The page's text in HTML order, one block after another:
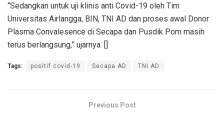
“Sedangkan untuk uji klinis anti Covid-19 oleh Tim
Universitas Airlangga, BIN, TNI AD dan proses awal Donor
Plasma Convalesence di Secapa dan Pusdik Pom masih
terus berlangsung,” ujarnya. []
Tags: positif covid-19 Secapa AD TNI AD
Previous Post